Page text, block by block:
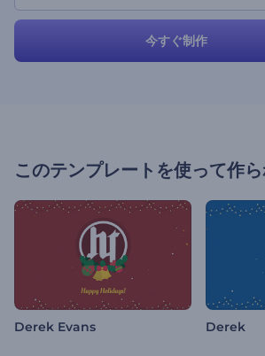
今すぐ制作
このテンプレートを使って作
Derek Evans Derek